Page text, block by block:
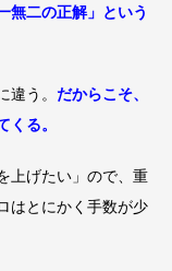
無二の正解」という
う。 だからこそ、
くる。
上げたい」ので、重
はとにかく手数が少